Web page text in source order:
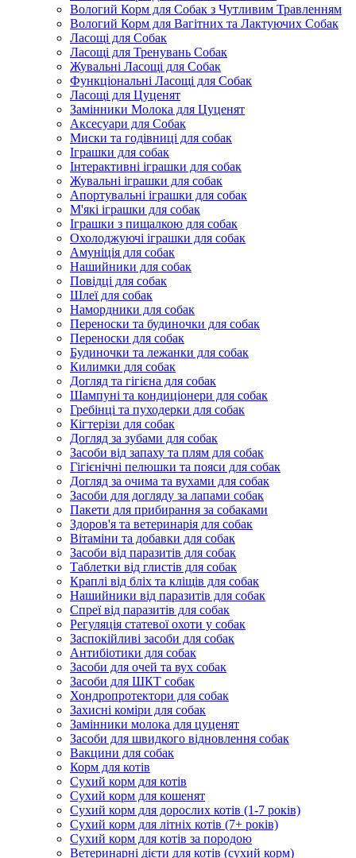
Вологий Корм для Собак з Чутливим Травленням
Вологий Корм для Вагітних та Лактуючих Собак
Ласощі для Собак
Ласощі для Тренувань Собак
Жувальні Ласощі для Собак
Функціональні Ласощі для Собак
Ласощі для Цуценят
Замінники Молока для Цуценят
Аксесуари для Собак
Миски та годівниці для собак
Іграшки для собак
Інтерактивні іграшки для собак
Жувальні іграшки для собак
Апортувальні іграшки для собак
М'які іграшки для собак
Іграшки з пищалкою для собак
Охолоджуючі іграшки для собак
Амуніція для собак
Нашийники для собак
Повідці для собак
Шлеї для собак
Намордники для собак
Переноски та будиночки для собак
Переноски для собак
Будиночки та лежанки для собак
Килимки для собак
Догляд та гігієна для собак
Шампуні та кондиціонери для собак
Гребінці та пуходерки для собак
Кігтерізи для собак
Догляд за зубами для собак
Засоби від запаху та плям для собак
Гігієнічні пелюшки та пояси для собак
Догляд за очима та вухами для собак
Засоби для догляду за лапами собак
Пакети для прибирання за собаками
Здоров'я та ветеринарія для собак
Вітаміни та добавки для собак
Засоби від паразитів для собак
Таблетки від глистів для собак
Краплі від бліх та кліщів для собак
Нашийники від паразитів для собак
Спреї від паразитів для собак
Регуляція статевої охоти у собак
Заспокійливі засоби для собак
Антибіотики для собак
Засоби для очей та вух собак
Засоби для ШКТ собак
Хондропротектори для собак
Захисні коміри для собак
Замінники молока для цуценят
Засоби для швидкого відновлення собак
Вакцини для собак
Корм для котів
Сухий корм для котів
Сухий корм для кошенят
Сухий корм для дорослих котів (1-7 років)
Сухий корм для літніх котів (7+ років)
Сухий корм для котів за породою
Ветеринарні дієти для котів (сухий корм)